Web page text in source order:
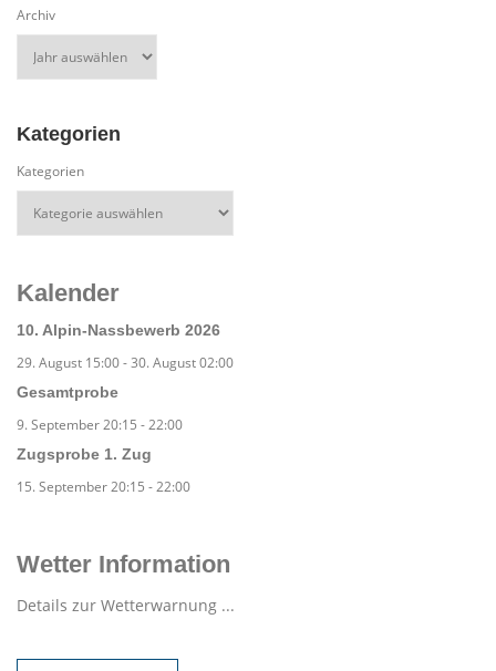
Archiv
Kategorien
Kategorien
Kalender
10. Alpin-Nassbewerb 2026
29. August 15:00-30. August 02:00
Gesamtprobe
9. September 20:15 -22:00
Zugsprobe 1. Zug
15. September 20:15 -22:00
Wetter Information
Details zur Wetterwarnung ...